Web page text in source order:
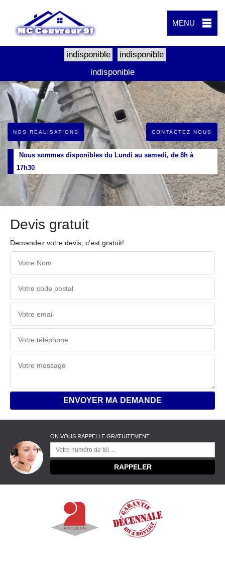
MENU
indisponible
indisponible
indisponible
NOS RÉALISATIONS CONTACTEZ NOUS
Nous sommes disponibles du Lundi au samedi, de 8h à
17h30
Devis gratuit
Demandez votre devis, c'est gratuit!
ON VOUS RAPPELLE GRATUITEMENT